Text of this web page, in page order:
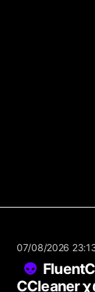
07/08/2026
CCleaner